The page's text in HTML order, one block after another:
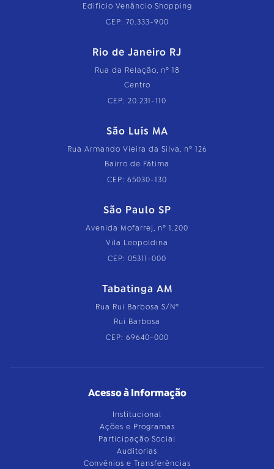
Edifício Venâncio Shopping
CEP: 70.333-900
Rio de Janeiro RJ
Rua da Relação, nº 18
Centro
CEP: 20.231-110
São Luís MA
Rua Armando Vieira da Silva, nº 126
Bairro de Fátima
CEP: 65030-130
São Paulo SP
Avenida Mofarrej, nº 1.200
Vila Leopoldina
CEP: 05311-000
Tabatinga AM
Rua Rui Barbosa S/Nº
Rui Barbosa
CEP: 69640-000
Acesso à Informação
Institucional
Ações e Programas
Participação Social
Auditorias
Convênios e Transferências